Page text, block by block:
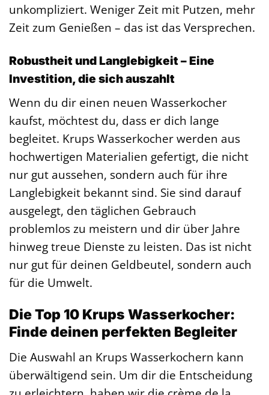
unkompliziert. Weniger Zeit mit Putzen, mehr
Zeit zum Genießen – das ist das Versprechen.
Robustheit und Langlebigkeit – Eine
Investition, die sich auszahlt
Wenn du dir einen neuen Wasserkocher
kaufst, möchtest du, dass er dich lange
begleitet. Krups Wasserkocher werden aus
hochwertigen Materialien gefertigt, die nicht
nur gut aussehen, sondern auch für ihre
Langlebigkeit bekannt sind. Sie sind darauf
ausgelegt, den täglichen Gebrauch
problemlos zu meistern und dir über Jahre
hinweg treue Dienste zu leisten. Das ist nicht
nur gut für deinen Geldbeutel, sondern auch
für die Umwelt.
Die Top 10 Krups Wasserkocher:
Finde deinen perfekten Begleiter
Die Auswahl an Krups Wasserkochern kann
überwältigend sein. Um dir die Entscheidung